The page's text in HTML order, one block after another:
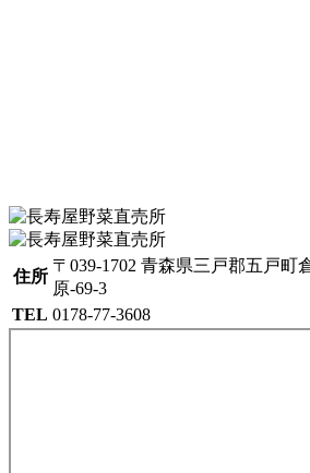
住所
〒039-1702 青森県三戸郡五戸町
原-69-3
TEL 0178-77-3608